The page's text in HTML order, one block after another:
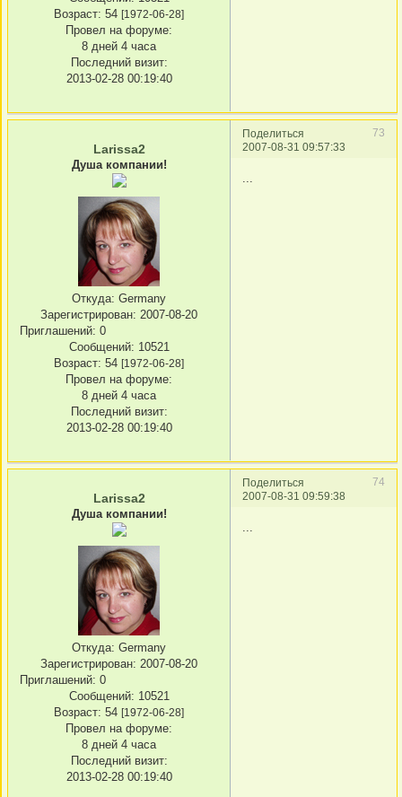
Возраст: 54 [1972-06-28]
Провел на форуме:
8 дней 4 часа
Последний визит:
2013-02-28 00:19:40
Поделиться
73
2007-08-31 09:57:33
Larissa2
Душа компании!
Откуда: Germany
Зарегистрирован: 2007-08-20
Приглашений: 0
Сообщений: 10521
Возраст: 54 [1972-06-28]
Провел на форуме:
8 дней 4 часа
Последний визит:
2013-02-28 00:19:40
...
Поделиться
74
2007-08-31 09:59:38
Larissa2
Душа компании!
Откуда: Germany
Зарегистрирован: 2007-08-20
Приглашений: 0
Сообщений: 10521
Возраст: 54 [1972-06-28]
Провел на форуме:
8 дней 4 часа
Последний визит:
2013-02-28 00:19:40
...